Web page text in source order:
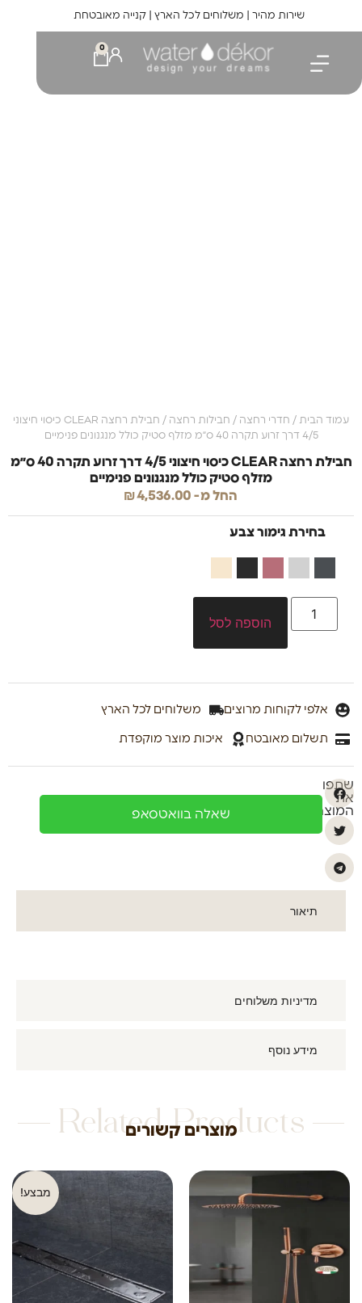
שירות מהיר | משלוחים לכל הארץ | קנייה מאובטחת
0
עמוד הבית / חדרי רחצה / חבילות רחצה
/ חבילת רחצה CLEAR כיסוי חיצוני
4/5 דרך זרוע תקרה 40 ס״מ מזלף סטיק כולל מנגנונים פנימיים
חבילת רחצה CLEAR כיסוי חיצוני 4/5 דרך זרוע תקרה 40 ס״מ
מזלף סטיק כולל מנגנונים פנימיים
החל מ-
₪4,536.00
בחירת גימור צבע
הוספה לסל
אלפי לקוחות מרוצים משלוחים לכל הארץ
תשלום מאובטח איכות מוצר מוקפדת
שתפו
את
המוצר
שאלה בוואטסאפ
תיאור
מדיניות משלוחים
מידע נוסף
Related Products
מוצרים קשורים
מבצע!